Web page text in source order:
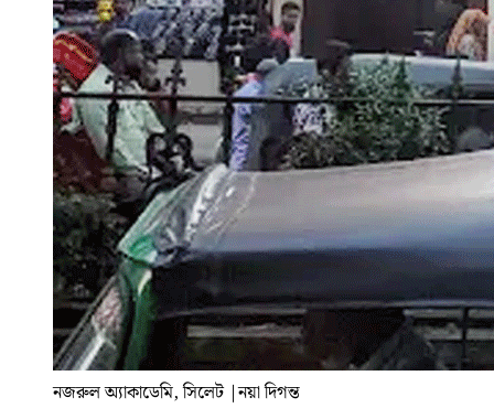
নজরুল অ্যাকাডেমি, সিলেট |নয়া দিগন্ত